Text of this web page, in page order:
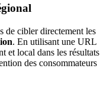
de cibler directement les
. En utilisant une URL
et local dans les résultats
des consommateurs